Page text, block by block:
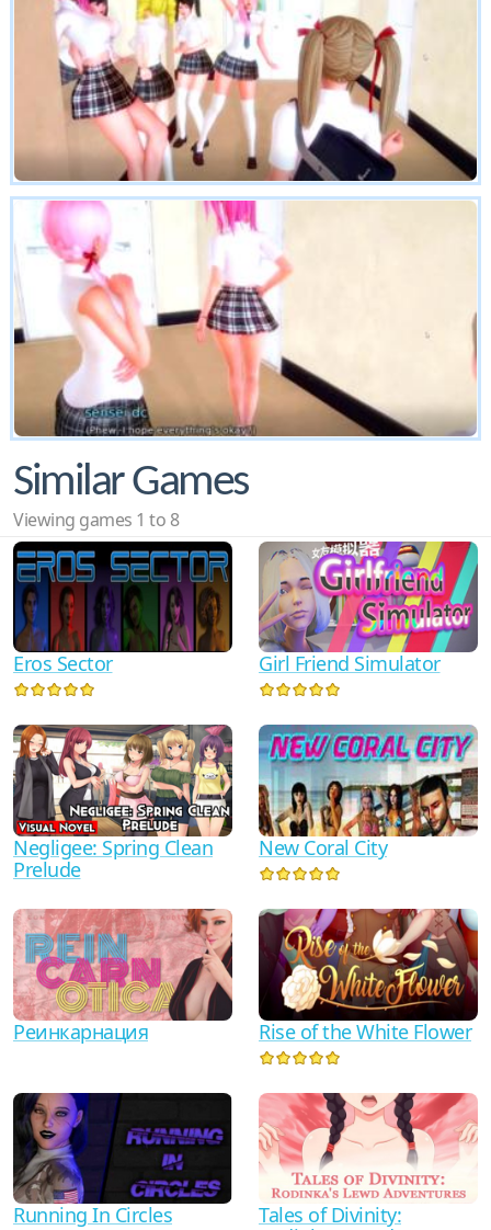
Similar Games
Viewing games 1 to 8
Eros Sector Girl Friend Simulator
Negligee: Spring Clean
Prelude
New Coral City
Реинкарнация Rise of the White Flower
Running In Circles
Tales of Divinity: